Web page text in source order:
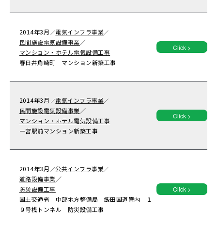
2014年3月 ／電気インフラ事業／
民間施設電気設備事業／
マンション・ホテル電気設備工事
春日井角崎町 マンション新築工事
Click >
2014年3月 ／電気インフラ事業／
民間施設電気設備事業／
マンション・ホテル電気設備工事
一宮駅前マンション新築工事
Click >
2014年3月 ／公共インフラ事業／
道路設備事業／
防災設備工事
国土交通省 中部地方整備局 飯田国道管内 １
９号桟トンネル 防災設備工事
Click >